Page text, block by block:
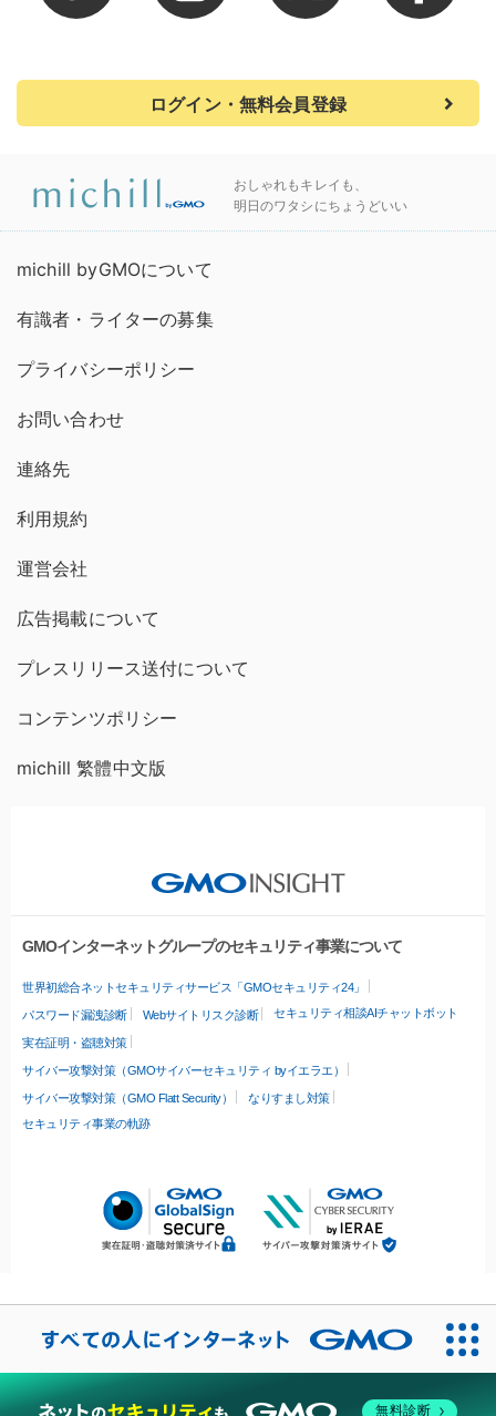
ログイン・無料会員登録
おしゃれもキレイも、
明日のワタシにちょうどいい
michill byGMOについて
有識者・ライターの募集
プライバシーポリシー
お問い合わせ
連絡先
利用規約
運営会社
広告掲載について
プレスリリース送付について
コンテンツポリシー
michill 繁體中文版
GMOインターネットグループのセキュリティ事業について
世界初総合ネットセキュリティサービス「GMOセキュリティ24」
パスワード漏洩診断 Webサイトリスク診断 セキュリティ相談AIチャットボット
実在証明・盗聴対策
サイバー攻撃対策（GMOサイバーセキュリティ byイエラエ）
サイバー攻撃対策（GMO Flatt Security）
なりすまし対策
セキュリティ事業の軌跡
無料診断